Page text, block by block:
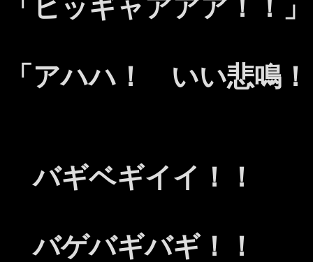
「ヒッギャアアア！！」
「アハハ！ いい悲鳴
バギベギイイ！！
バゲバギバギ！！